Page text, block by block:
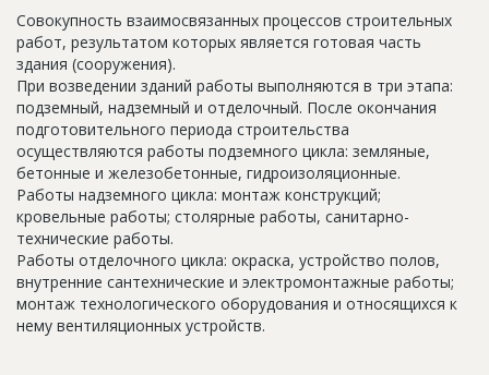
Совокупность взаимосвязанных процессов строительных
работ, результатом которых является готовая часть
здания (сооружения).
При возведении зданий работы выполняются в три этапа:
подземный, надземный и отделочный. После окончания
подготовительного периода строительства
осуществляются работы подземного цикла: земляные,
бетонные и железобетонные, гидроизоляционные.
Работы надземного цикла: монтаж конструкций;
кровельные работы; столярные работы, санитарно-
технические работы.
Работы отделочного цикла: окраска, устройство полов,
внутренние сантехнические и электромонтажные работы;
монтаж технологического оборудования и относящихся к
нему вентиляционных устройств.